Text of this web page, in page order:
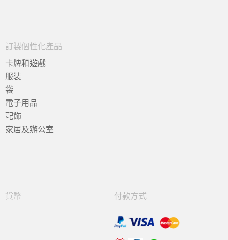
訂製個性化產品
卡牌和遊戲
服裝
袋
電子用品
配飾
家居及辦公室
貨幣 付款方式